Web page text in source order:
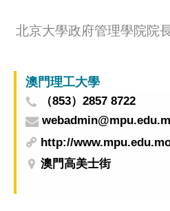
北京大學政府管理學院院
澳門理工大學
（853）2857 8722
http://
澳門高美士街